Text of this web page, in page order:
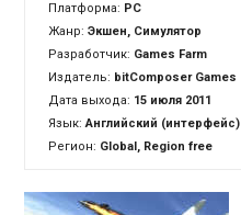
Платформа: PC
Жанр:Экшен, Симулятор
Разработчик: Games Farm
Издатель: bitComposer Games
Дата выхода: 15 июля 2011
Язык:Английский (интерфейс)
Регион: Global, Region free